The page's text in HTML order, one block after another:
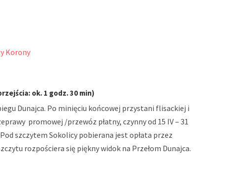
Korony
ok. 1 godz. 30 min)
Dunajca. Po minięciu końcowej przystani flisackiej i
promowej /przewóz płatny, czynny od 15 IV – 31
szczytem Sokolicy pobierana jest opłata przez
rozpościera się piękny widok na Przełom Dunajca.